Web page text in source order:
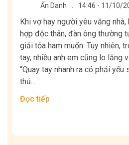
Ẩn Danh . 14:46 - 11/10/
Khi vợ hay người yêu vắng
hợp độc thân, đàn ông thường
giải tỏa ham muốn. Tuy nhiên,
tay, nhiều anh em cũng lo lắng
“Quay tay nhanh ra có phải yếu
thủ...
Đọc tiếp